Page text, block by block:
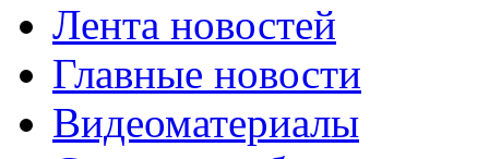
Лента новостей
Главные новости
Видеоматериалы